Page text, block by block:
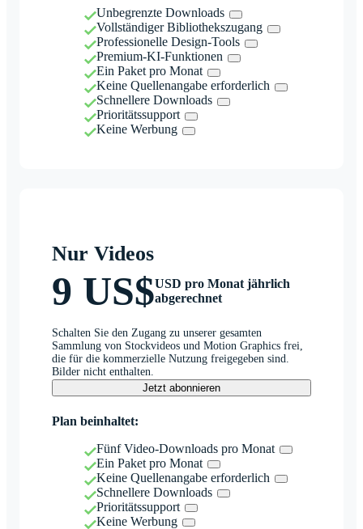
Unbegrenzte Downloads
Vollständiger Bibliothekszugang
Professionelle Design-Tools
Premium-KI-Funktionen
Ein Paket pro Monat
Keine Quellenangabe erforderlich
Schnellere Downloads
Prioritätssupport
Keine Werbung
Nur Videos
9 US$USD pro Monat jährlich
abgerechnet
Schalten Sie den Zugang zu unserer gesamten
Sammlung von Stockvideos und Motion Graphics frei,
die für die kommerzielle Nutzung freigegeben sind.
Bilder nicht enthalten.
Jetzt abonnieren
Plan beinhaltet:
Fünf Video-Downloads pro Monat
Ein Paket pro Monat
Keine Quellenangabe erforderlich
Schnellere Downloads
Prioritätssupport
Keine Werbung